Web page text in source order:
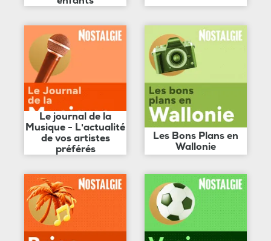
Le journal de la
Musique - L'actualité
de vos artistes
préférés
Les Bons Plans en
Wallonie